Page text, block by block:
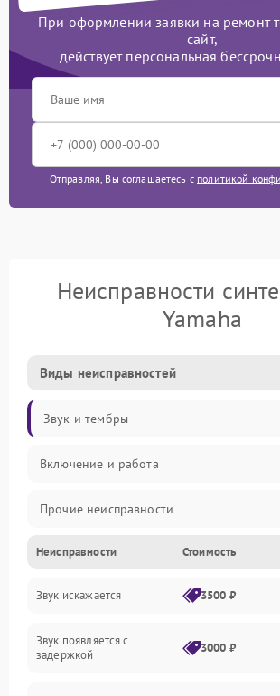
При оформлении заявки на ремонт
сайт,
действует персональная
Отправляя, Вы соглашаетесь с политикой
Неисправности
Yamaha
Виды неисправностей
Звук и тембры
Включение и работа
Прочие неисправности
Управление и электроника
Клавиатура
Подключения и интерфейсы
Неисправности Стоимость
Звук искажается 3500 ₽
Звук появляется с
задержкой
3000 ₽